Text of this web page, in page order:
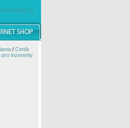
/ Ceník
pro inzerenty